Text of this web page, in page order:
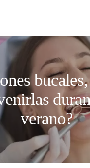
verano?